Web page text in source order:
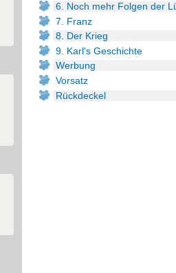
6. Noch mehr Folgen der
7. Franz
8. Der Krieg
9. Karl's Geschichte
Werbung
Vorsatz
Rückdeckel